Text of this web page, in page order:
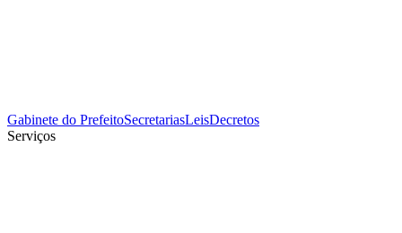
Gabinete do PrefeitoSecretariasLeisDecretos
Serviços